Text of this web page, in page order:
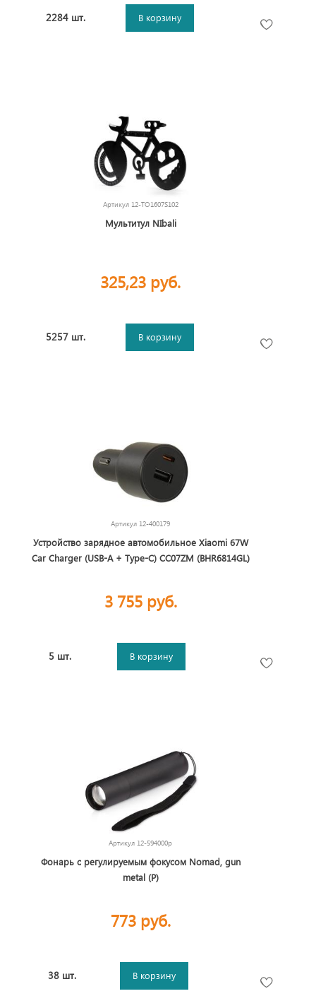
2284 шт. В корзину
Артикул 12-TO1607S102
Мультитул NIbali
325,23 руб.
5257 шт. В корзину
Артикул 12-400179
Устройство зарядное автомобильное Xiaomi 67W
Car Charger (USB-A + Type-C) CC07ZM (BHR6814GL)
3 755 руб.
5 шт. В корзину
Артикул 12-594000p
Фонарь с регулируемым фокусом Nomad, gun
metal (Р)
773 руб.
38 шт. В корзину